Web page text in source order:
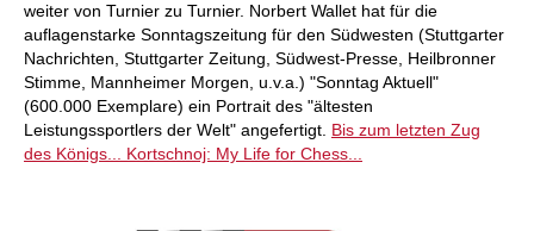
weiter von Turnier zu Turnier. Norbert Wallet hat für die
auflagenstarke Sonntagszeitung für den Südwesten (Stuttgarter
Nachrichten, Stuttgarter Zeitung, Südwest-Presse, Heilbronner
Stimme, Mannheimer Morgen, u.v.a.) "Sonntag Aktuell"
(600.000 Exemplare) ein Portrait des "ältesten
Leistungssportlers der Welt" angefertigt. Bis zum letzten Zug
des Königs...
Kortschnoj: My Life for Chess...